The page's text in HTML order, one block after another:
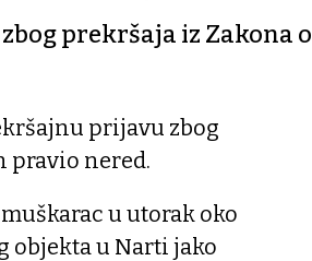
prekršaja iz Zakona o
prijavu zbog
pravio nered.
u utorak oko
objekta u Narti jako